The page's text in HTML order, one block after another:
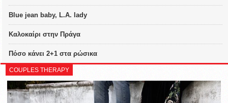
Blue jean baby, L.A. lady
Καλοκαίρι στην Πράγα
Πόσο κάνει 2+1 στα ρώσικα
COUPLES THERAPY